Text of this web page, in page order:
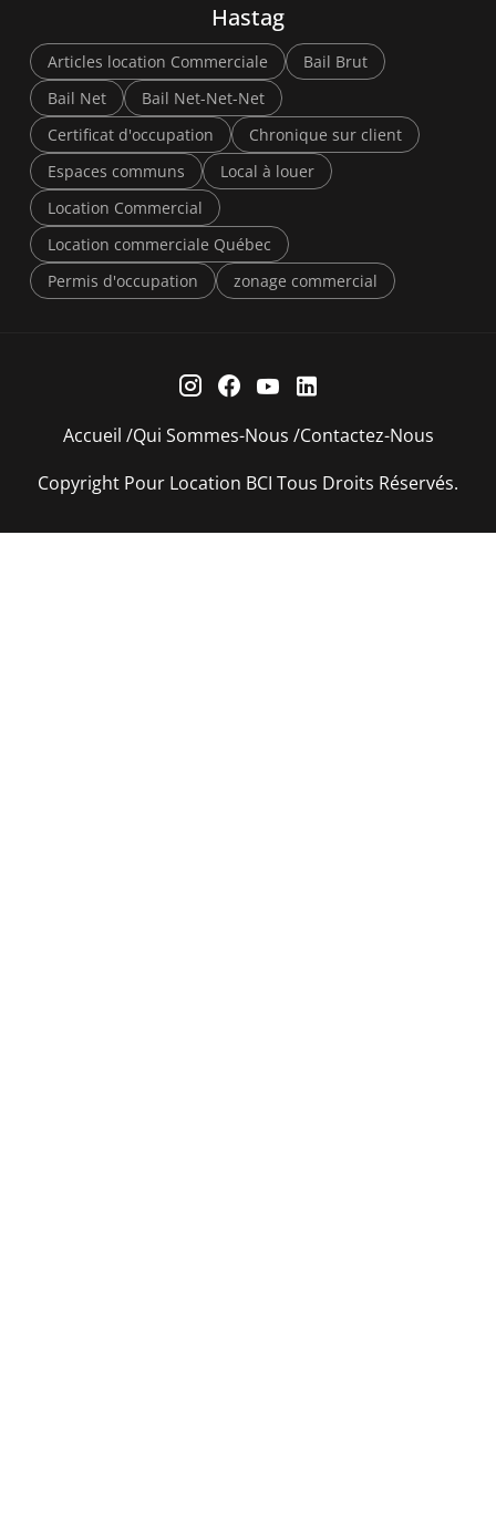
Hastag
Articles location Commerciale
Bail Brut
Bail Net
Bail Net-Net-Net
Certificat d'occupation
Chronique sur client
Espaces communs
Local à louer
Location Commercial
Location commerciale Québec
Permis d'occupation
zonage commercial
Accueil Qui Sommes-Nous Contactez-Nous
Copyright Pour Location BCI Tous Droits Réservés.